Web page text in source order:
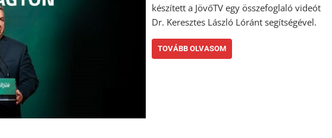
készített a JövőTV egy összefoglaló videót
Dr. Keresztes László Lóránt segítségével.
TOVÁBB OLVASOM